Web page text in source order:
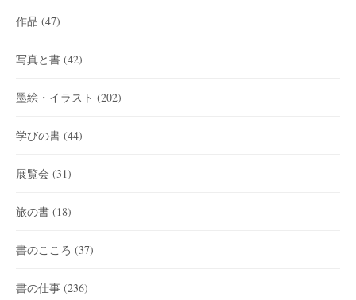
作品 (47)
写真と書 (42)
墨絵・イラスト (202)
学びの書 (44)
展覧会 (31)
旅の書 (18)
書のこころ (37)
書の仕事 (236)